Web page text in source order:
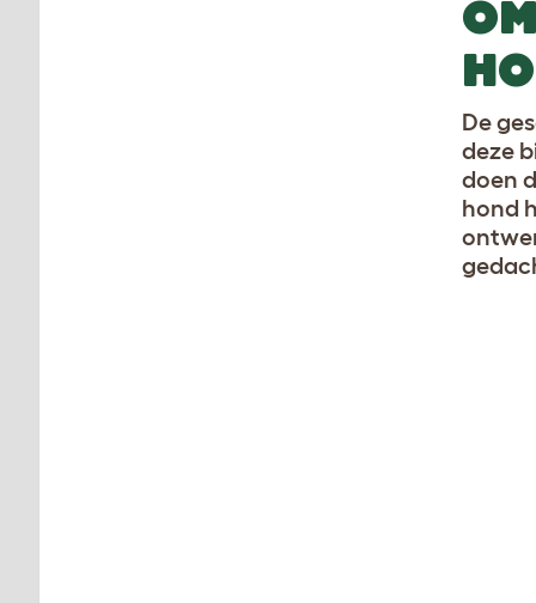
De
deze
doen
hond